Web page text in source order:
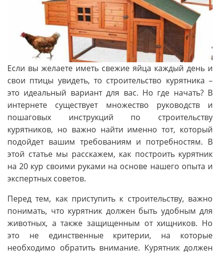
Если вы желаете иметь свежие яйца каждый день и
свои птицы увидеть, то строительство курятника –
это идеальный вариант для вас. Но где начать? В
интернете существует множество руководств и
пошаговых инструкций по строительству
курятников, но важно найти именно тот, который
подойдет вашим требованиям и потребностям. В
этой статье мы расскажем, как построить курятник
на 20 кур своими руками на основе нашего опыта и
экспертных советов.
Перед тем, как приступить к строительству, важно
понимать, что курятник должен быть удобным для
животных, а также защищенным от хищников. Но
это не единственные критерии, на которые
необходимо обратить внимание. Курятник должен